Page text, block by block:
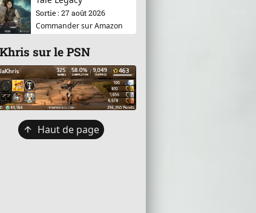
Sortie : 27 août 2026
Commander sur Amazon
sur le PSN
Haut de page